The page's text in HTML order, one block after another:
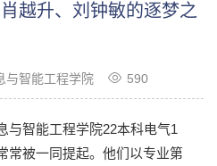
越升、刘钟敏的逐梦之
与智能工程学院 590
与智能工程学院22本科电气1
常被一同提起。他们以专业第